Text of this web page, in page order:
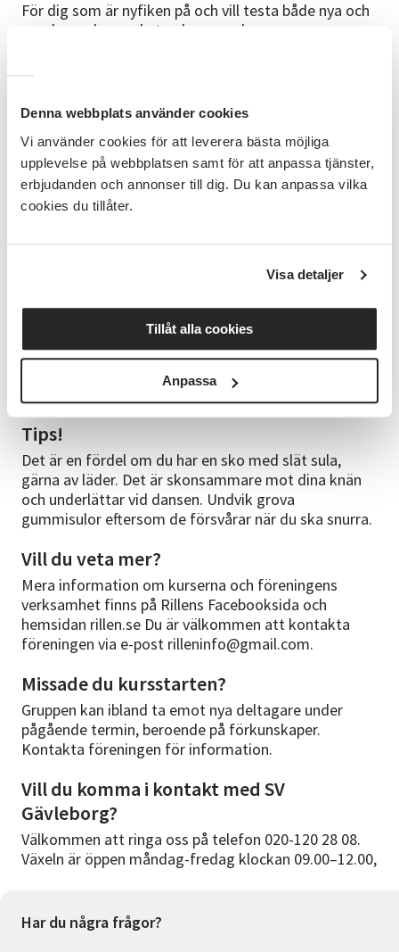
Denna webbplats använder cookies
Vi använder cookies för att leverera bästa möjliga
upplevelse på webbplatsen samt för att anpassa tjänster,
erbjudanden och annonser till dig. Du kan anpassa vilka
cookies du tillåter.
Visa detaljer
Tillåt alla cookies
Anpassa
För dig som är nyfiken på och vill testa både nya och
gamla pardanser, bytesdanser och
Kursledare
Annalena Sundberg. Mobil: 070-600 09 90
Kursen består av minst 12 träffar och kan förlängas
om önskemål finns.
Rillen. Som medlem i Folkdanslaget Rillen är du
under året. Medlemsavgift = kursavgift: 500 kronor
per år (gäller år 2026). Medlemsavgift = kursavgift för
dig som är 25 år och yngre: 250 kronor per år (gäller
år 2026). Du är välkommen att prova på utan kostnad
vid de två första kurstillfällena.
Tips!
Det är en fördel om du har en sko med slät sula,
gärna av läder. Det är skonsammare mot dina knän
och underlättar vid dansen. Undvik grova
gummisulor eftersom de försvårar när du ska snurra.
Vill du veta mer?
Mera information om kurserna och föreningens
verksamhet finns på Rillens Facebooksida och
hemsidan rillen.se Du är välkommen att kontakta
föreningen via e-post rilleninfo@gmail.com.
Missade du kursstarten?
Gruppen kan ibland ta emot nya deltagare under
pågående termin, beroende på förkunskaper.
Kontakta föreningen för information.
Vill du komma i kontakt med SV
Gävleborg?
Välkommen att ringa oss på telefon 020-120 28 08.
Växeln är öppen måndag-fredag klockan 09.00–12.00,
Har du några frågor?